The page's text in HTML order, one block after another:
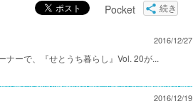
Pocket 続き
2016/12/27
ーで、『せとうち暮らし』Vol. 20が...
2016/12/19